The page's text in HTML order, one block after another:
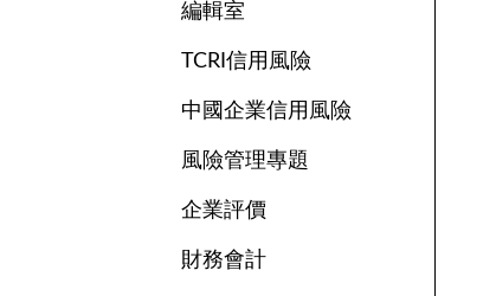
編輯室
TCRI信用風險
中國企業信用風險
風險管理專題
企業評價
財務會計